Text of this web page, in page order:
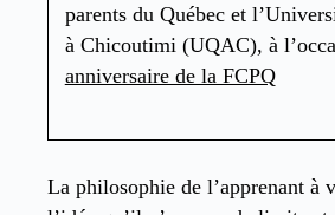
parents du Québec et
à Chicoutimi (UQAC), à
anniversaire de la FCPQ
La philosophie de l’apprenant à